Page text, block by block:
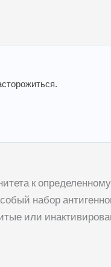
к
набор
или